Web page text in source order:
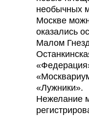
необычных
Москве
оказались
Малом
«Лужники».
Нежелание